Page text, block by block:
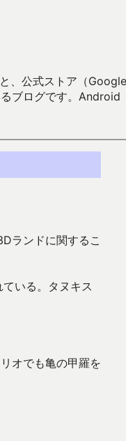
、公式ストア（
ブログです。
ランドに関するこ
いる。タヌキス
オでも亀の甲羅を